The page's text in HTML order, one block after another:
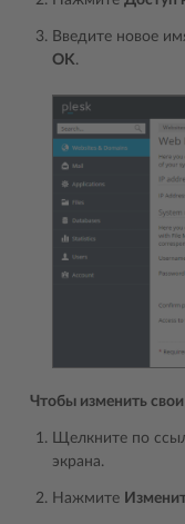
Введите новое
OK.
Чтобы изменить
Щелкните по
экрана.
Нажмите